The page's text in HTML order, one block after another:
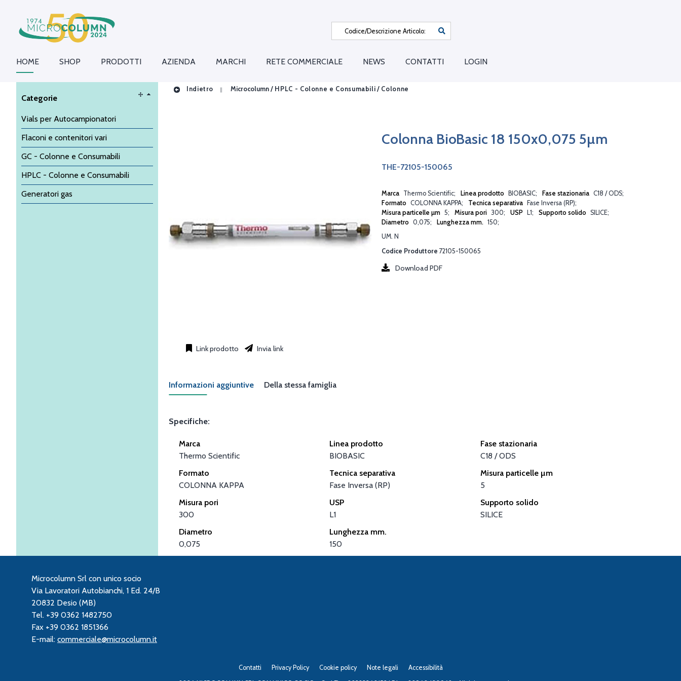
HOME SHOP PRODOTTI AZIENDA MARCHI RETE COMMERCIALE NEWS CONTATTI LOGIN
Categorie
Vials per Autocampionatori
Flaconi e contenitori vari
GC - Colonne e Consumabili
HPLC - Colonne e Consumabili
Generatori gas
Indietro Microcolumn / HPLC - Colonne e Consumabili / Colonne
Colonna BioBasic 18 150x0,075 5µm
THE-72105-150065
Marca Thermo Scientific Linea prodotto BIOBASIC Fase stazionaria C18 / ODS
Formato COLONNA KAPPA Tecnica separativa
Fase Inversa (RP)
Misura particelle µm 5 Misura pori 300 USP L1 Supporto solido SILICE
Diametro 0,075 Lunghezza mm. 150
UM. N
Download PDF
Codice Produttore 72105-150065
Link prodotto Invia link
Informazioni aggiuntive Della stessa famiglia
Specifiche:
Marca
Thermo Scientific
Linea prodotto
BIOBASIC
Fase stazionaria
C18 / ODS
Formato
COLONNA KAPPA
Tecnica separativa
Fase Inversa (RP)
Misura particelle µm
5
Misura pori
300
USP
L1
Supporto solido
SILICE
Diametro
0,075
Lunghezza mm.
150
Microcolumn Srl con unico socio
Via Lavoratori Autobianchi, 1 Ed. 24/B
20832 Desio (MB)
Tel. +39 0362 1482750
Fax +39 0362 1851366
E-mail: commerciale@microcolumn.it
Contatti Privacy Policy Cookie policy Note legali Accessibilità